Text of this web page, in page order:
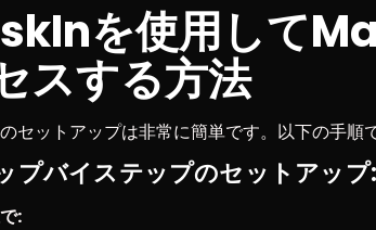
を使用して
スする方法
セットアップは非常に簡単です。以下の手順
プバイステップのセットアップ:
: